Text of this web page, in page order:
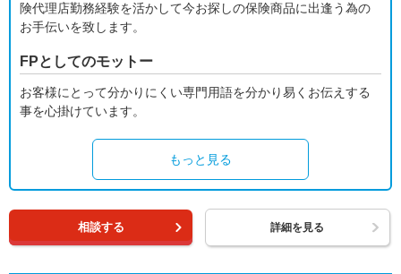
険代理店勤務経験を活かして今お探しの保険商品に出逢う為の
お手伝いを致します。
FPとしてのモットー
お客様にとって分かりにくい専門用語を分かり易くお伝えする
事を心掛けています。
もっと見る
相談する 詳細を見る